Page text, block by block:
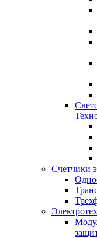
Счетчики